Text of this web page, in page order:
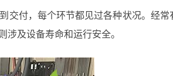
交付，每个环节都见过各种状况。经常
及设备寿命和运行安全。